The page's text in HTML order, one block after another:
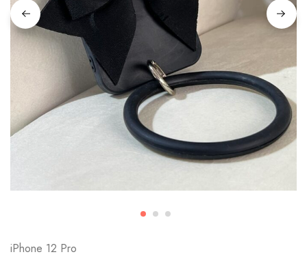
iPhone 12 Pro